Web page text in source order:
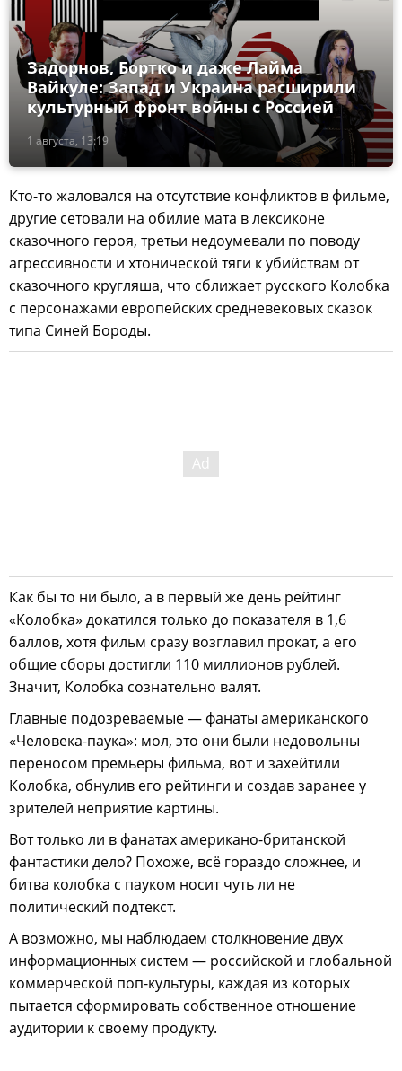
1 августа, 13:19
Задорнов, Бортко и даже Лайма
Вайкуле: Запад и Украина расширили
культурный фронт войны с Россией
Кто-то жаловался на отсутствие конфликтов в фильме,
другие сетовали на обилие мата в лексиконе
сказочного героя, третьи недоумевали по поводу
агрессивности и хтонической тяги к убийствам от
сказочного кругляша, что сближает русского Колобка
с персонажами европейских средневековых сказок
типа Синей Бороды.
Как бы то ни было, а в первый же день рейтинг
«Колобка» докатился только до показателя в 1,6
баллов, хотя фильм сразу возглавил прокат, а его
общие сборы достигли 110 миллионов рублей.
Значит, Колобка сознательно валят.
Главные подозреваемые — фанаты американского
«Человека-паука»: мол, это они были недовольны
переносом премьеры фильма, вот и захейтили
Колобка, обнулив его рейтинги и создав заранее у
зрителей неприятие картины.
Вот только ли в фанатах американо-британской
фантастики дело? Похоже, всё гораздо сложнее, и
битва колобка с пауком носит чуть ли не
политический подтекст.
А возможно, мы наблюдаем столкновение двух
информационных систем — российской и глобальной
коммерческой поп-культуры, каждая из которых
пытается сформировать собственное отношение
аудитории к своему продукту.